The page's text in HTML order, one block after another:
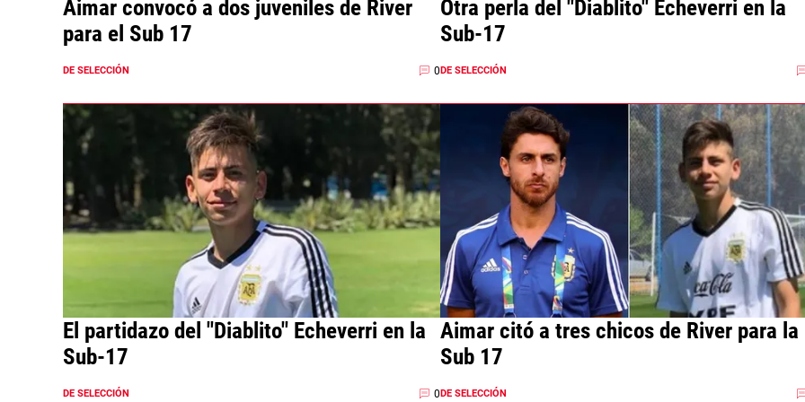
Aimar convocó a dos juveniles de River
para el Sub 17
DE SELECCIÓN 0
Otra perla del "Diablito" Echeverri en la
Sub-17
DE SELECCIÓN
El partidazo del "Diablito" Echeverri en la
Sub-17
DE SELECCIÓN 0
Aimar citó a tres chicos de River para la
Sub 17
DE SELECCIÓN